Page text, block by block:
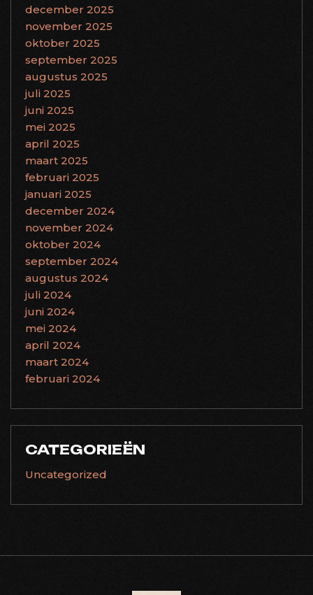
december 2025
november 2025
oktober 2025
september 2025
augustus 2025
juli 2025
juni 2025
mei 2025
april 2025
maart 2025
februari 2025
januari 2025
december 2024
november 2024
oktober 2024
september 2024
augustus 2024
juli 2024
juni 2024
mei 2024
april 2024
maart 2024
februari 2024
CATEGORIEËN
Uncategorized